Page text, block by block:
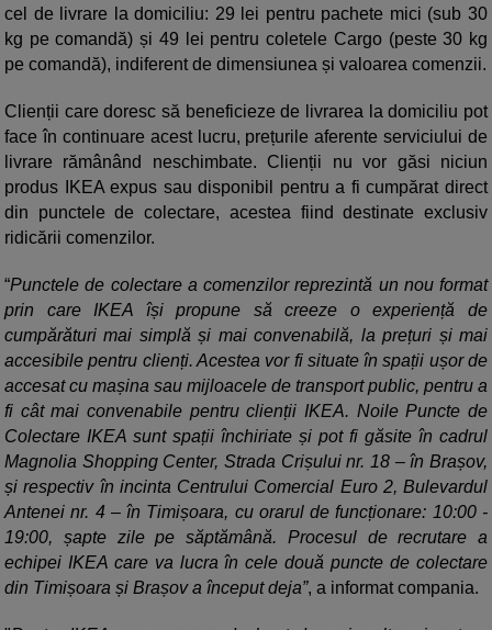
cel de livrare la domiciliu: 29 lei pentru pachete mici (sub 30
kg pe comandă) și 49 lei pentru coletele Cargo (peste 30 kg
pe comandă), indiferent de dimensiunea și valoarea comenzii.
Clienții care doresc să beneficieze de livrarea la domiciliu pot
face în continuare acest lucru, prețurile aferente serviciului de
livrare rămânând neschimbate. Clienții nu vor găsi niciun
produs IKEA expus sau disponibil pentru a fi cumpărat direct
din punctele de colectare, acestea fiind destinate exclusiv
ridicării comenzilor.
“Punctele de colectare a comenzilor reprezintă un nou format
prin care IKEA își propune să creeze o experiență de
cumpărături mai simplă și mai convenabilă, la prețuri și mai
accesibile pentru clienți. Acestea vor fi situate în spații ușor de
accesat cu mașina sau mijloacele de transport public, pentru a
fi cât mai convenabile pentru clienții IKEA. Noile Puncte de
Colectare IKEA sunt spații închiriate și pot fi găsite în cadrul
Magnolia Shopping Center, Strada Crișului nr. 18 – în Brașov,
și respectiv în incinta Centrului Comercial Euro 2, Bulevardul
Antenei nr. 4 – în Timișoara, cu orarul de funcționare: 10:00 -
19:00, șapte zile pe săptămână. Procesul de recrutare a
echipei IKEA care va lucra în cele două puncte de colectare
din Timișoara și Brașov a început deja”, a informat compania.